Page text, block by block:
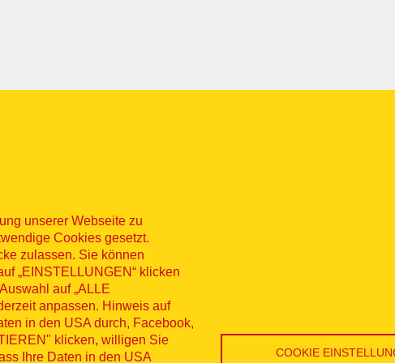
unserer Webseite zu
Cookies gesetzt.
zulassen. Sie können
„EINSTELLUNGEN“ klicken
auf „ALLE
anpassen. Hinweis auf
in den USA durch, Facebook,
klicken, willigen Sie
Ihre Daten in den USA
COOKIE
Datenschutz
Widerruf